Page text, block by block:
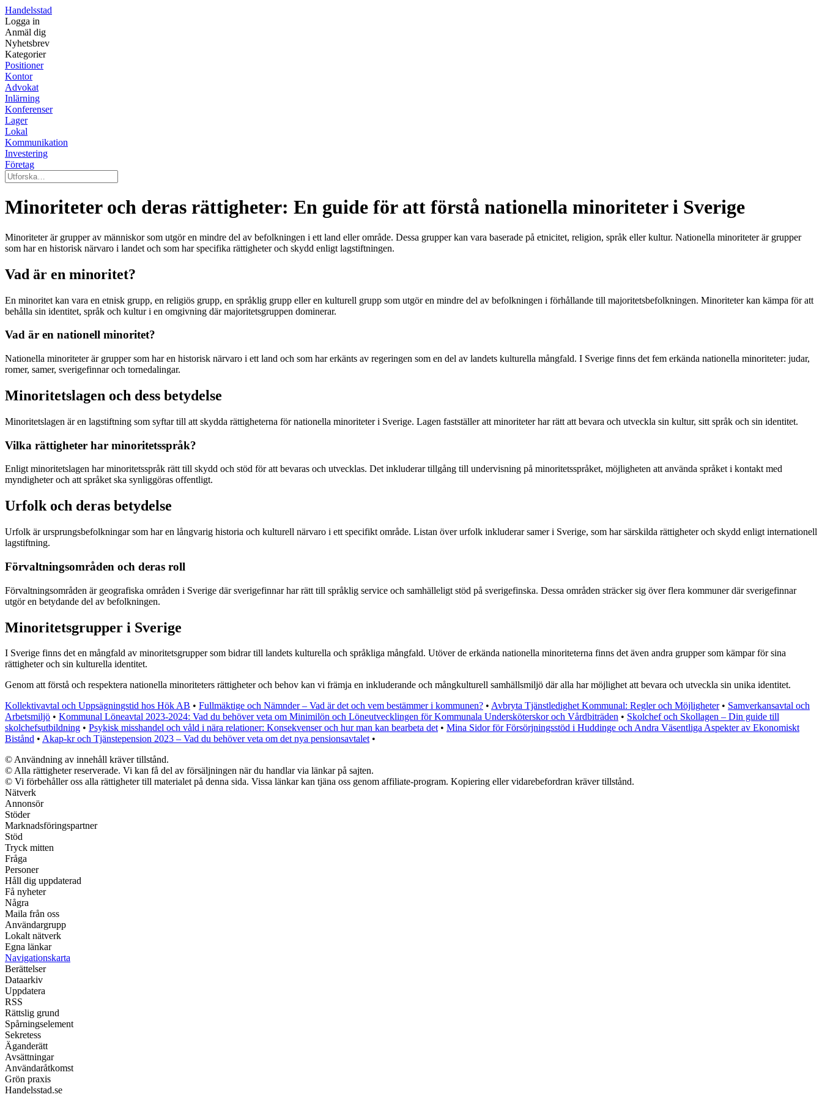
Handelsstad
Logga in
Anmäl dig
Nyhetsbrev
Kategorier
Positioner
Kontor
Advokat
Inlärning
Konferenser
Lager
Lokal
Kommunikation
Investering
Företag
Minoriteter och deras rättigheter: En guide för att förstå nationella minoriteter i Sverige
Minoriteter är grupper av människor som utgör en mindre del av befolkningen i ett land eller område. Dessa grupper kan vara baserade på etnicitet, religion, språk eller kultur. Nationella minoriteter är grupper
som har en historisk närvaro i landet och som har specifika rättigheter och skydd enligt lagstiftningen.
Vad är en minoritet?
En minoritet kan vara en etnisk grupp, en religiös grupp, en språklig grupp eller en kulturell grupp som utgör en mindre del av befolkningen i förhållande till majoritetsbefolkningen. Minoriteter kan kämpa för att
behålla sin identitet, språk och kultur i en omgivning där majoritetsgruppen dominerar.
Vad är en nationell minoritet?
Nationella minoriteter är grupper som har en historisk närvaro i ett land och som har erkänts av regeringen som en del av landets kulturella mångfald. I Sverige finns det fem erkända nationella minoriteter: judar,
romer, samer, sverigefinnar och tornedalingar.
Minoritetslagen och dess betydelse
Minoritetslagen är en lagstiftning som syftar till att skydda rättigheterna för nationella minoriteter i Sverige. Lagen fastställer att minoriteter har rätt att bevara och utveckla sin kultur, sitt språk och sin identitet.
Vilka rättigheter har minoritetsspråk?
Enligt minoritetslagen har minoritetsspråk rätt till skydd och stöd för att bevaras och utvecklas. Det inkluderar tillgång till undervisning på minoritetsspråket, möjligheten att använda språket i kontakt med
myndigheter och att språket ska synliggöras offentligt.
Urfolk och deras betydelse
Urfolk är ursprungsbefolkningar som har en långvarig historia och kulturell närvaro i ett specifikt område. Listan över urfolk inkluderar samer i Sverige, som har särskilda rättigheter och skydd enligt internationell
lagstiftning.
Förvaltningsområden och deras roll
Förvaltningsområden är geografiska områden i Sverige där sverigefinnar har rätt till språklig service och samhälleligt stöd på sverigefinska. Dessa områden sträcker sig över flera kommuner där sverigefinnar
utgör en betydande del av befolkningen.
Minoritetsgrupper i Sverige
I Sverige finns det en mångfald av minoritetsgrupper som bidrar till landets kulturella och språkliga mångfald. Utöver de erkända nationella minoriteterna finns det även andra grupper som kämpar för sina
rättigheter och sin kulturella identitet.
Genom att förstå och respektera nationella minoriteters rättigheter och behov kan vi främja en inkluderande och mångkulturell samhällsmiljö där alla har möjlighet att bevara och utveckla sin unika identitet.
Kollektivavtal och Uppsägningstid hos Hök AB • Fullmäktige och Nämnder – Vad är det och vem bestämmer i kommunen? • Avbryta Tjänstledighet Kommunal: Regler och Möjligheter• Samverkansavtal och
Arbetsmiljö • Kommunal Löneavtal 2023-2024: Vad du behöver veta om Minimilön och Löneutvecklingen för Kommunala Undersköterskor och Vårdbiträden • Skolchef och Skollagen – Din guide till
skolchefsutbildning • Psykisk misshandel och våld i nära relationer: Konsekvenser och hur man kan bearbeta det• Mina Sidor för Försörjningsstöd i Huddinge och Andra Väsentliga Aspekter av Ekonomiskt
Bistånd • Akap-kr och Tjänstepension 2023 – Vad du behöver veta om det nya pensionsavtalet•
© Användning av innehåll kräver tillstånd.
© Alla rättigheter reserverade. Vi kan få del av försäljningen när du handlar via länkar på sajten.
© Vi förbehåller oss alla rättigheter till materialet på denna sida. Vissa länkar kan tjäna oss genom affiliate-program. Kopiering eller vidarebefordran kräver tillstånd.
Nätverk
Annonsör
Stöder
Marknadsföringspartner
Stöd
Tryck mitten
Fråga
Personer
Håll dig uppdaterad
Få nyheter
Några
Maila från oss
Användargrupp
Lokalt nätverk
Egna länkar
Navigationskarta
Berättelser
Dataarkiv
Uppdatera
RSS
Rättslig grund
Spårningselement
Sekretess
Äganderätt
Avsättningar
Användaråtkomst
Grön praxis
Handelsstad.se